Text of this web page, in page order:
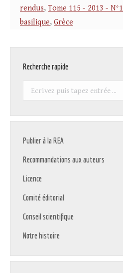
rendus, Tome 115 - 2013 - N°1
basilique, Grèce
Recherche rapide
Recherche
Publier à la REA
Recommandations aux auteurs
Licence
Comité éditorial
Conseil scientifique
Notre histoire